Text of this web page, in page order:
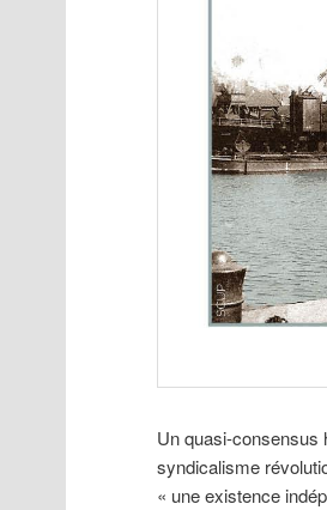
Un quasi-consensus
syndicalisme
« une existence